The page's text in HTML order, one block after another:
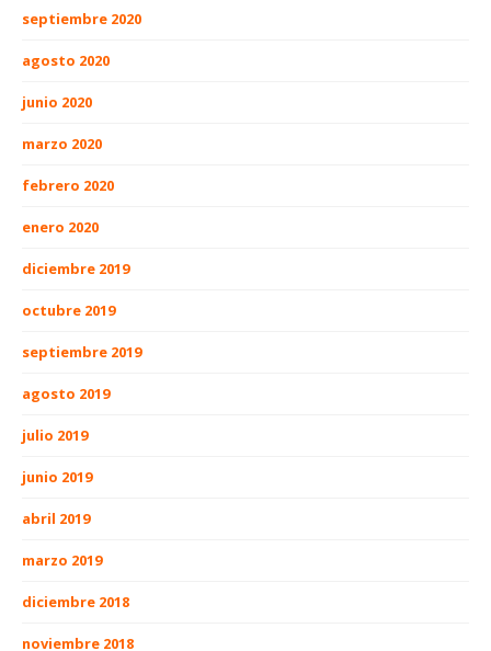
septiembre 2020
agosto 2020
junio 2020
marzo 2020
febrero 2020
enero 2020
diciembre 2019
octubre 2019
septiembre 2019
agosto 2019
julio 2019
junio 2019
abril 2019
marzo 2019
diciembre 2018
noviembre 2018